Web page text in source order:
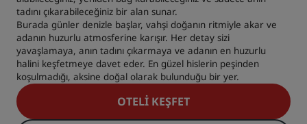
tadını çıkarabileceğiniz bir alan sunar.
Burada günler denizle başlar, vahşi doğanın ritmiyle akar ve
adanın huzurlu atmosferine karışır. Her detay sizi
yavaşlamaya, anın tadını çıkarmaya ve adanın en huzurlu
halini keşfetmeye davet eder. En güzel hislerin peşinden
koşulmadığı, aksine doğal olarak bulunduğu bir yer.
OTELI KEŞFET